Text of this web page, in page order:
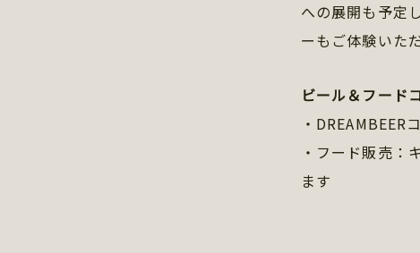
への展開も予定
ーもご体験いた
ビール＆フード
・
・フード販売：
ます